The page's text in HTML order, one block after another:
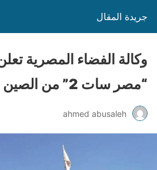
جريدة المقال
وكالة الفضاء المصرية
“مصر سات 2” من الصين
ahmed abusaleh